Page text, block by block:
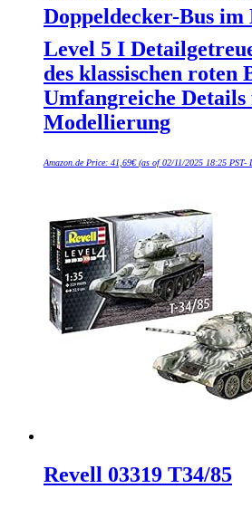
Doppeldecker-Bus im
Level 5 I
des klassischen roten
Umfangreiche
Modellierung
Amazon.de Price: 41,69€(as of 02/11/2025 18:25 PST-
Revell 03319 T34/85